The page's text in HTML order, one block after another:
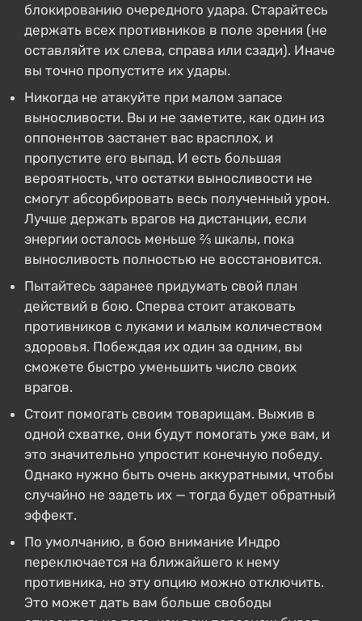
блокированию очередного удара. Старайтесь
держать всех противников в поле зрения (не
оставляйте их слева, справа или сзади). Иначе
вы точно пропустите их удары.
Никогда не атакуйте при малом запасе
выносливости. Вы и не заметите, как один из
оппонентов застанет вас врасплох, и
пропустите его выпад. И есть большая
вероятность, что остатки выносливости не
смогут абсорбировать весь полученный урон.
Лучше держать врагов на дистанции, если
энергии осталось меньше ⅔ шкалы, пока
выносливость полностью не восстановится.
Пытайтесь заранее придумать свой план
действий в бою. Сперва стоит атаковать
противников с луками и малым количеством
здоровья. Побеждая их один за одним, вы
сможете быстро уменьшить число своих
врагов.
Стоит помогать своим товарищам. Выжив в
одной схватке, они будут помогать уже вам, и
это значительно упростит конечную победу.
Однако нужно быть очень аккуратными, чтобы
случайно не задеть их — тогда будет обратный
эффект.
По умолчанию, в бою внимание Индро
переключается на ближайшего к нему
противника, но эту опцию можно отключить.
Это может дать вам больше свободы